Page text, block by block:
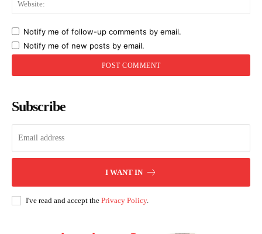
Notify me of follow-up comments by email.
Notify me of new posts by email.
Subscribe
I WANT IN
I've read and accept the Privacy Policy.